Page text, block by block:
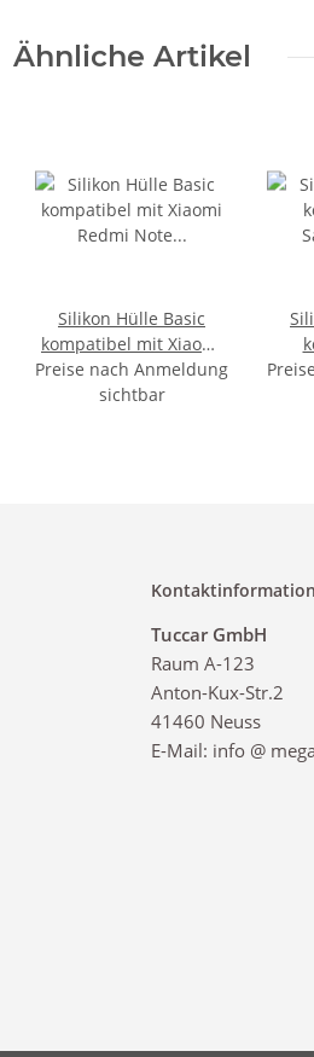
Ähnliche Artikel
Silikon Hülle Basic
kompatibel mit Xiaomi
Redmi Note 13 Schwarz
Preise nach Anmeldung
sichtbar
Tuccar GmbH
Raum A-123
Anton-Kux-Str.2
41460 Neuss
E-Mail: info @